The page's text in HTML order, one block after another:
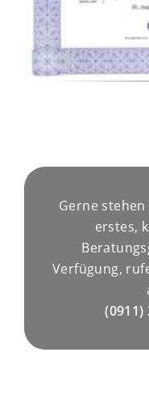
Gerne
erstes,
Verfügung,
(0911)